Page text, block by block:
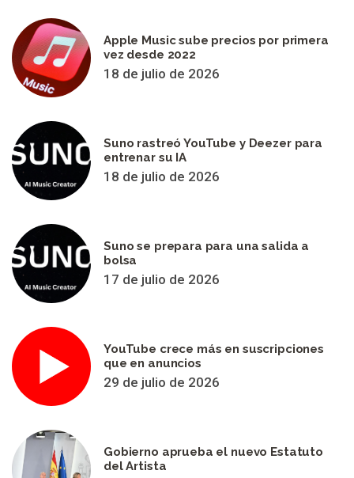
Apple Music sube precios por primera
vez desde 2022
18 de julio de 2026
Suno rastreó YouTube y Deezer para
entrenar su IA
18 de julio de 2026
Suno se prepara para una salida a
bolsa
17 de julio de 2026
YouTube crece más en suscripciones
que en anuncios
29 de julio de 2026
Gobierno aprueba el nuevo Estatuto
del Artista